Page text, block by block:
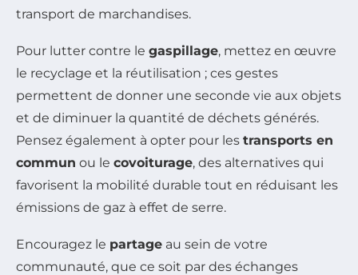
transport de marchandises.
Pour lutter contre le gaspillage, mettez en œuvre
le recyclage et la réutilisation ; ces gestes
permettent de donner une seconde vie aux objets
et de diminuer la quantité de déchets générés.
Pensez également à opter pour les transports en
commun ou le covoiturage, des alternatives qui
favorisent la mobilité durable tout en réduisant les
émissions de gaz à effet de serre.
Encouragez le partage au sein de votre
communauté, que ce soit par des échanges